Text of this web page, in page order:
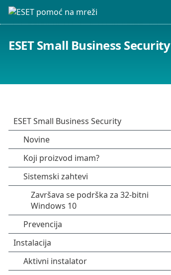
ESET Small Business Security